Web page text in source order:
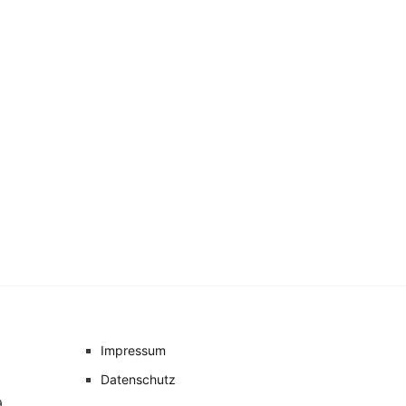
Impressum
Datenschutz